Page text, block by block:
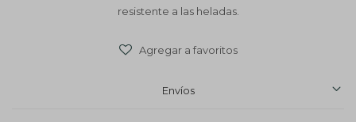
resistente a las heladas.
Envíos